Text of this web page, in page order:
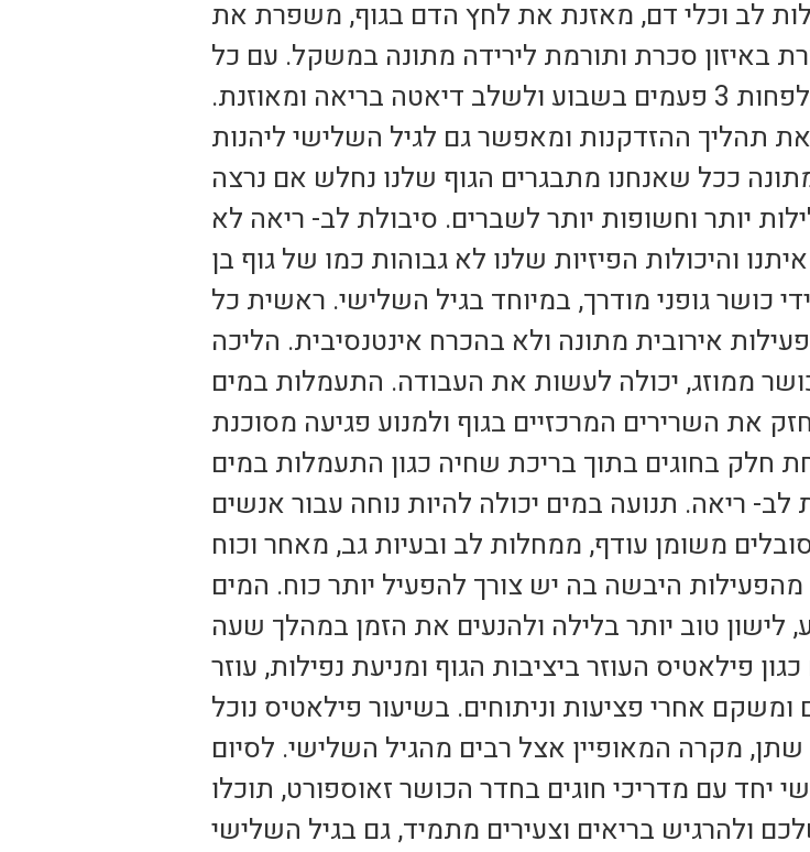
לב וכלי דם, מאזנת את לחץ הדם בגוף, משפרת את
באיזון סכרת ותורמת לירידה מתונה במשקל. עם כל
כך הרבה מעלות, חשוב לבצע כושר גופני לפחות 3 פעמים בשבוע ולשלב דיאטה בריאה ומאוזנת.
תהליך ההזדקנות ומאפשר גם לגיל השלישי ליהנות
ככל שאנחנו מתבגרים הגוף שלנו נחלש אם נרצה
יותר וחשופות יותר לשברים. סיבולת לב- ריאה לא
והיכולות הפיזיות שלנו לא גבוהות כמו של גוף בן
כושר גופני מודרך, במיוחד בגיל השלישי. ראשית כל
אירובית מתונה ולא בהכרח אינטנסיבית. הליכה
כושר ממוזג, יכולה לעשות את העבודה. התעמלות במים
את השרירים המרכזיים בגוף ולמנוע פגיעה מסוכנת
חלק בחוגים בתוך בריכת שחיה כגון התעמלות במים
ריאה. תנועה במים יכולה להיות נוחה עבור אנשים
משומן עודף, ממחלות לב ובעיות גב, מאחר וכוח
היבשה בה יש צורך להפעיל יותר כוח. המים
לישון טוב יותר בלילה ולהנעים את הזמן במהלך שעה
פילאטיס העוזר ביציבות הגוף ומניעת נפילות, עוזר
אחרי פציעות וניתוחים. בשיעור פילאטיס נוכל
מקרה המאופיין אצל רבים מהגיל השלישי. לסיום
עם מדריכי חוגים בחדר הכושר זאוספורט, תוכלו
ולהרגיש בריאים וצעירים מתמיד, גם בגיל השלישי